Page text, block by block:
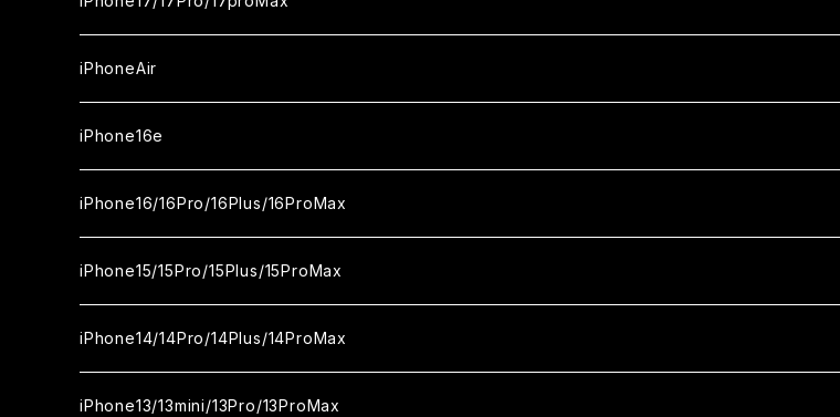
セラミックフィルム
カメラ用フィルム
iPhone17
ガラスフィルム
セラミックフィルム
iPhone17Pro
ガラスフィルム
セラミックフィルム
iPhone17proMax
ガラスフィルム
セラミックフィルム
iPhoneAir
ガラスフィルム
セラミックフィルム
カメラ用フィルム
iPhone16e
ガラスフィルム
セラミックフィルム
カメラ用フィルム
iPhone16/16Pro/16Plus/16ProMax
iPhone16
ガラスフィルム
セラミックフィルム
iPhone16Pro
ガラスフィルム
iPhone16Plus
iPhone15/15Pro/15Plus/15ProMax
iPhone15
ガラスフィルム
iPhone15Pro
iPhone14/14Pro/14Plus/14ProMax
iPhone14
iPhone13/13mini/13Pro/13ProMax